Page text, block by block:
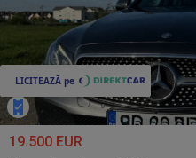
19.500 EUR